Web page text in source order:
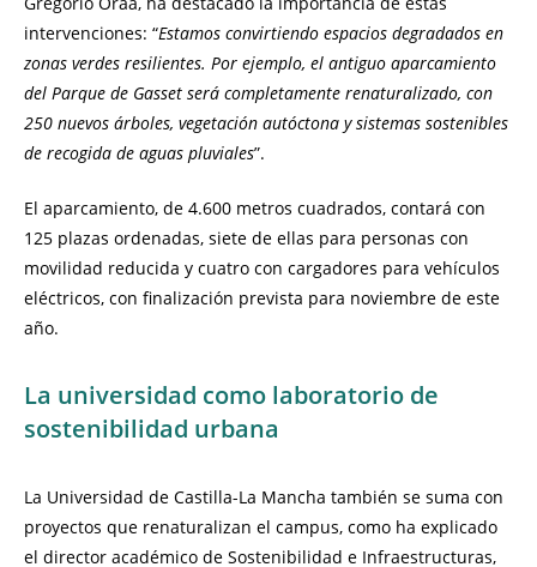
intervenciones: “Estamos convirtiendo espacios degradados en
zonas verdes resilientes. Por ejemplo, el antiguo aparcamiento
del Parque de Gasset será completamente renaturalizado, con
250 nuevos árboles, vegetación autóctona y sistemas sostenibles
de recogida de aguas pluviales”.
El aparcamiento, de 4.600 metros cuadrados, contará con
125 plazas ordenadas, siete de ellas para personas con
movilidad reducida y cuatro con cargadores para vehículos
eléctricos, con finalización prevista para noviembre de este
año.
La universidad como laboratorio de
sostenibilidad urbana
La Universidad de Castilla-La Mancha también se suma con
proyectos que renaturalizan el campus, como ha explicado
el director académico de Sostenibilidad e Infraestructuras,